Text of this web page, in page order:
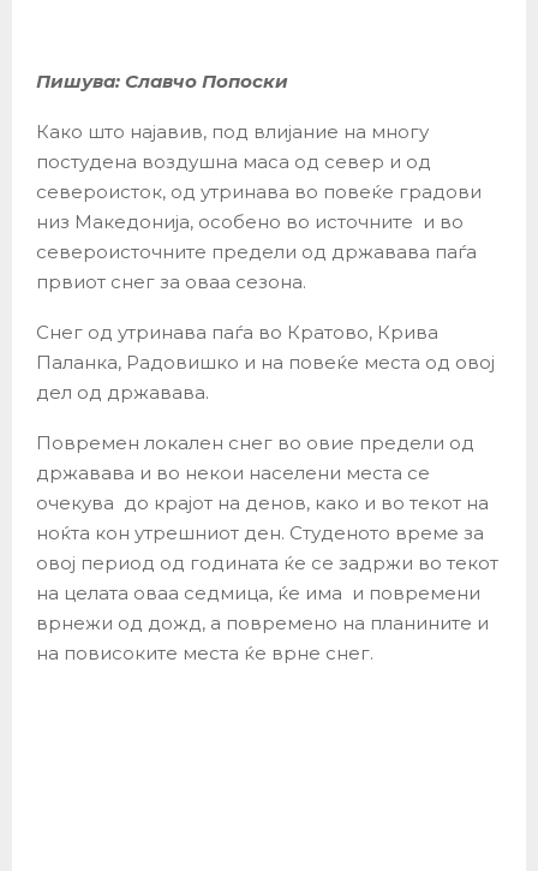
Пишува: Славчо Попоски
Како што најавив, под влијание на многу
постудена воздушна маса од север и од
североисток, од утринава во повеќе градови
низ Македонија, особено во источните и во
североисточните предели од државава паѓа
првиот снег за оваа сезона.
Снег од утринава паѓа во Кратово, Крива
Паланка, Радовишко и на повеќе места од овој
дел од државава.
Повремен локален снег во овие предели од
државава и во некои населени места се
очекува до крајот на денов, како и во текот на
ноќта кон утрешниот ден. Студеното време за
овој период од годината ќе се задржи во текот
на целата оваа седмица, ќе има и повремени
врнежи од дожд, а повремено на планините и
на повисоките места ќе врне снег.